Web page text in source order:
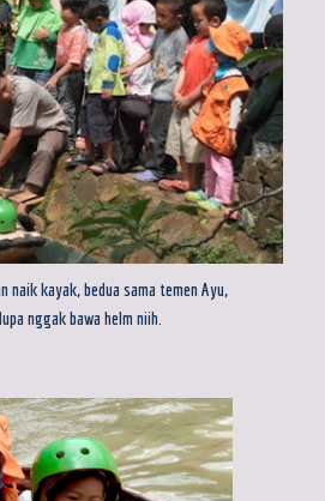
naik kayak, bedua sama temen Ayu,
nggak bawa helm niih.